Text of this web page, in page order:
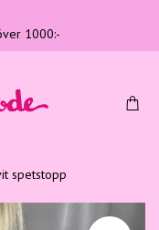
1000:-
spetstopp